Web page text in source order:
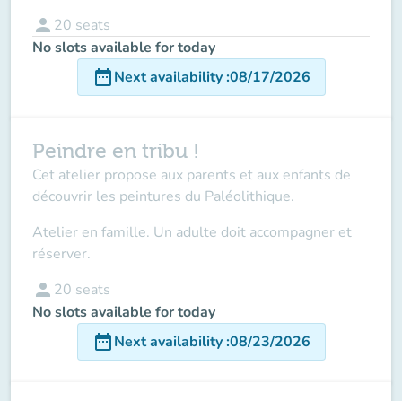
person 20 seats
No slots available for today
date_rangeNext availability:08/17/2026
Peindre en tribu !
Cet atelier propose aux parents et aux enfants de
découvrir les peintures du Paléolithique.
Atelier en famille. Un adulte doit accompagner et
réserver.
person 20 seats
No slots available for today
date_rangeNext availability:08/23/2026